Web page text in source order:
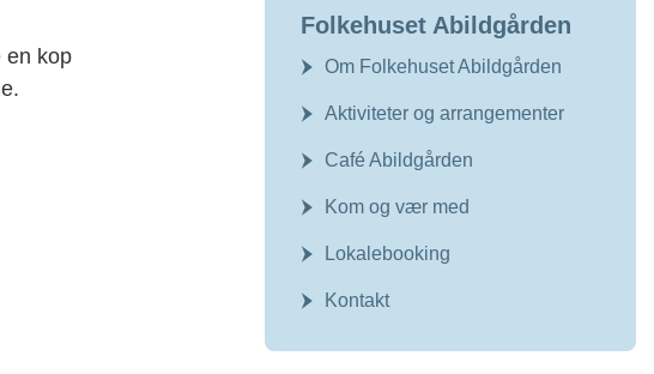
en kop
Folkehuset Abildgården
Om Folkehuset Abildgården
Aktiviteter og arrangementer
Café Abildgården
Kom og vær med
Lokalebooking
Kontakt